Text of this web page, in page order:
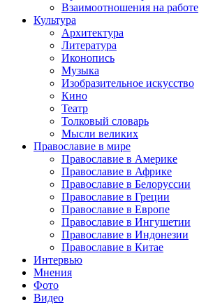
Взаимоотношения на работе
Культура
Архитектура
Литература
Иконопись
Музыка
Изобразительное искусство
Кино
Театр
Толковый словарь
Мысли великих
Православие в мире
Православие в Америке
Православие в Африке
Православие в Белоруссии
Православие в Греции
Православие в Европе
Православие в Ингушетии
Православие в Индонезии
Православие в Китае
Интервью
Мнения
Фото
Видео